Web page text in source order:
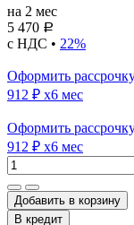
на 2 мес
5 470 Р
с НДС • 22%
Оформить
912 ₽ x6 мес
Оформить
912 ₽ x6 мес
Добавить в корзину